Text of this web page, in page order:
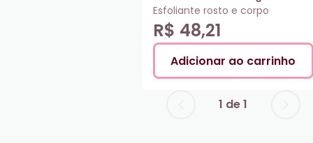
Esfoliante rosto e corpo
R$ 48,21
Adicionar ao carrinho
1 de1